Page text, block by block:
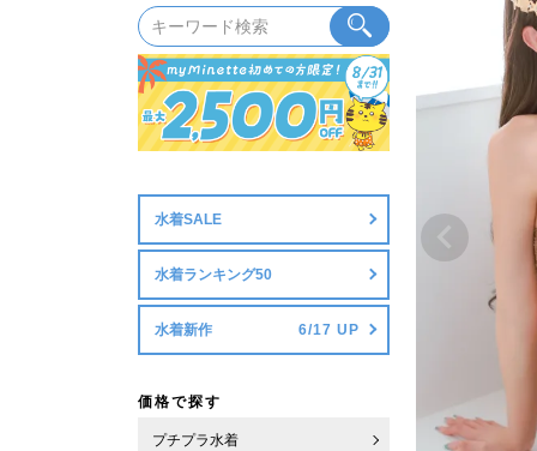
水着SALE
水着ランキング50
水着新作
価格で探す
プチプラ水着